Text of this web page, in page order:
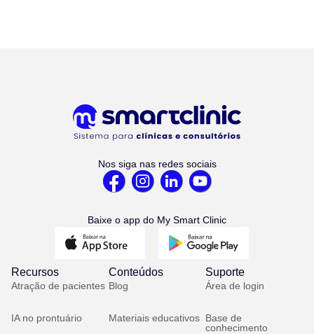
Nos siga nas redes sociais
Baixe o app do My Smart Clinic
Recursos
Atração de pacientes
IA no prontuário
Conteúdos
Blog
Materiais educativos
Suporte
Área de login
Base de
conhecimento